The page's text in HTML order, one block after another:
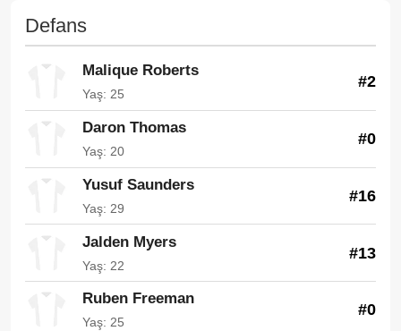
Defans
Malique Roberts
Yaş: 25
#2
Daron Thomas
Yaş: 20
#0
Yusuf Saunders
Yaş: 29
#16
Jalden Myers
Yaş: 22
#13
Ruben Freeman
Yaş: 25
#0